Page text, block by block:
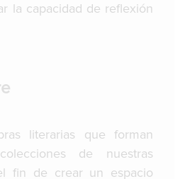
la capacidad de reflexión
literarias que forman
de nuestras
fin de crear un espacio